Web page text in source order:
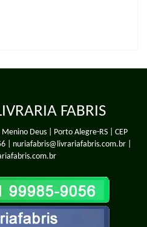
FABRIS
Deus | Porto Alegre-RS | CEP
| nuriafabris@livrariafabris.com.br |